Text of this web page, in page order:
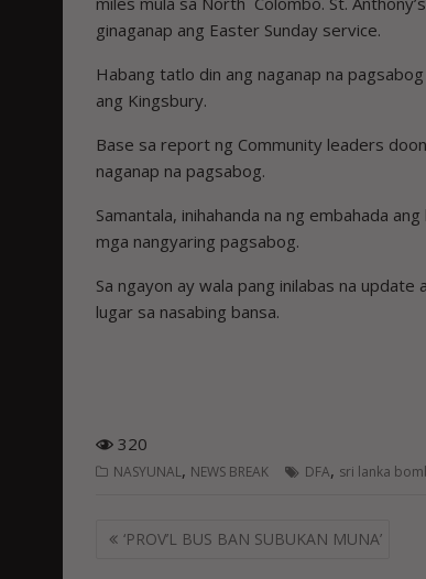
ginaganap ang Easter Sunday service.
Habang tatlo din ang naganap na
ang Kingsbury.
Base sa report ng Community leaders
naganap na pagsabog.
Samantala, inihahanda na ng embahada
mga nangyaring pagsabog.
Sa ngayon ay wala pang inilabas na
lugar sa nasabing bansa.
320
NASYUNAL, NEWS BREAK DFA, sri lanka
Post
‘PROV’L BUS BAN SUBUKAN MUNA’